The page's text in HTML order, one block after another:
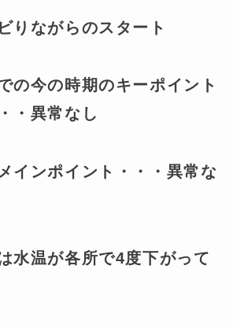
りながらのスタート
の今の時期のキーポイント
・異常なし
インポイント・・・異常な
水温が各所で4度下がって